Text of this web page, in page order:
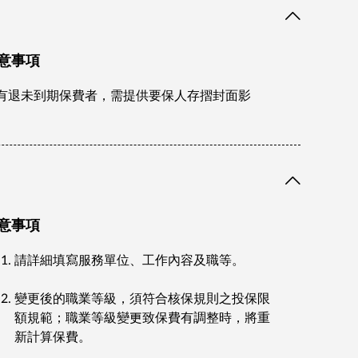
事項
退未到期保費者，需提供要保人存摺封面影
事項
請詳細填寫服務單位、工作內容及職等。
變更後的職業等級，須符合核保規則之投保限
額規範；職業等級變更致保費有調整時，將重
新計算保費。